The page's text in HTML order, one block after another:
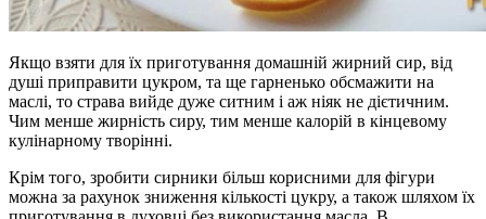
Якщо взяти для їх приготування домашній жирний сир, від
душі приправити цукром, та ще гарненько обсмажити на
маслі, то страва вийде дуже ситним і аж ніяк не дієтичним.
Чим менше жирність сиру, тим менше калорій в кінцевому
кулінарному творінні.
Крім того, зробити сирники більш корисними для фігури
можна за рахунок зниження кількості цукру, а також шляхом їх